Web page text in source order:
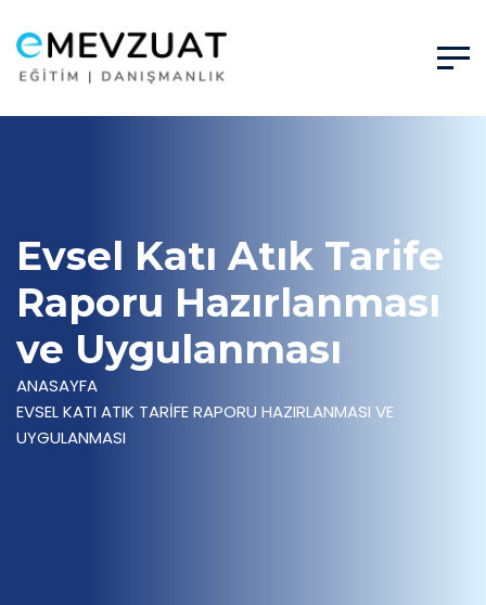
Evsel Katı Atık Tarife
Raporu Hazırlanması
ve Uygulanması
ANASAYFA
EVSEL KATI ATIK TARIFE RAPORU HAZIRLANMASI VE
UYGULANMASI